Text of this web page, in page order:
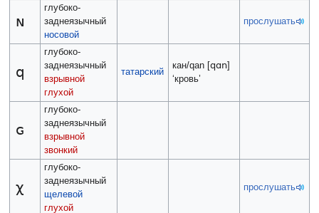
ɴ
глубоко-
заднеязычный
носовой
прослушать
q
глубоко-
заднеязычный
взрывной
глухой
татарский
кан/qan [qɑn]
‘кровь’
ɢ
глубоко-
заднеязычный
взрывной
звонкий
χ
глубоко-
заднеязычный
щелевой
глухой
прослушать